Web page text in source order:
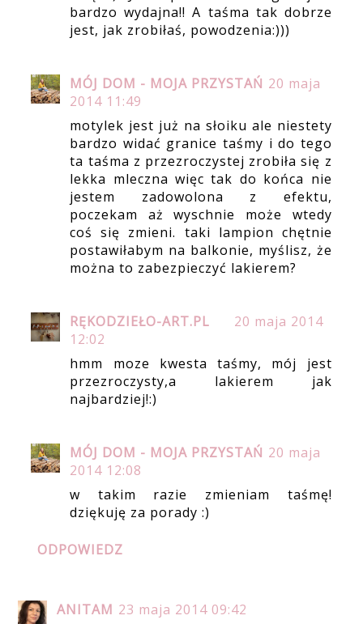
bardzo wydajna!! A taśma tak dobrze
jest, jak zrobiłaś, powodzenia:)))
MÓJ DOM - MOJA PRZYSTAŃ 20 maja
2014 11:49
motylek jest już na słoiku ale niestety
bardzo widać granice taśmy i do tego
ta taśma z przezroczystej zrobiła się z
lekka mleczna więc tak do końca nie
jestem zadowolona z efektu,
poczekam aż wyschnie może wtedy
coś się zmieni. taki lampion chętnie
postawiłabym na balkonie, myślisz, że
można to zabezpieczyć lakierem?
RĘKODZIEŁO-ART.PL
20 maja 2014
12:02
hmm moze kwesta taśmy, mój jest
przezroczysty,a lakierem jak
najbardziej!:)
MÓJ DOM - MOJA PRZYSTAŃ 20 maja
2014 12:08
w takim razie zmieniam taśmę!
dziękuję za porady :)
ODPOWIEDZ
ANITAM 23 maja 2014 09:42